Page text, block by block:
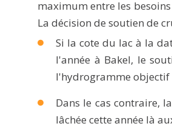
maximum entre les
La décision de soutien de
Si la cote du lac à la
l'année à Bakel, le
l'hydrogramme objectif
Dans le cas contraire,
lâchée cette année là